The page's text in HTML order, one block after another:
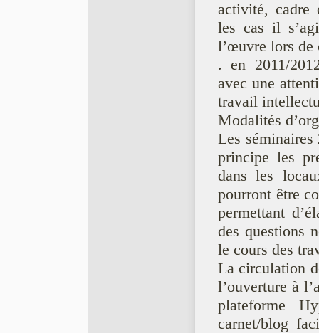
activité, cadre
les cas il
l’œuvre lors de
. en 2011/
avec une
travail
Modalités
Les séminaires
principe les
dans les
pourront être
permettant
des questions
le cours des
La circulation
l’ouverture à
plateforme
carnet/blog